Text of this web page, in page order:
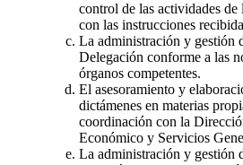
control de las actividades
con las instrucciones
La administración y gestión
Delegación conforme a las
órganos competentes.
El asesoramiento y
dictámenes en materias
coordinación con la
Económico y Servicios
La administración y gestión